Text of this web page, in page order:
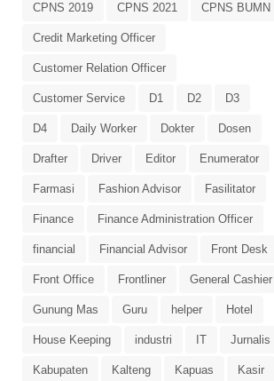
CPNS 2019 CPNS 2021 CPNS BUMN
Credit Marketing Officer
Customer Relation Officer
Customer Service D1 D2 D3
D4 Daily Worker Dokter Dosen
Drafter Driver Editor Enumerator
Farmasi Fashion Advisor Fasilitator
Finance Finance Administration Officer
financial Financial Advisor Front Desk
Front Office Frontliner General Cashier
Gunung Mas Guru helper Hotel
House Keeping industri IT Jurnalis
Kabupaten Kalteng Kapuas Kasir